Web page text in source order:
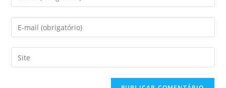
seu
nome
ou
de
usuário
Digite
seu
endereço
de
Digite
o